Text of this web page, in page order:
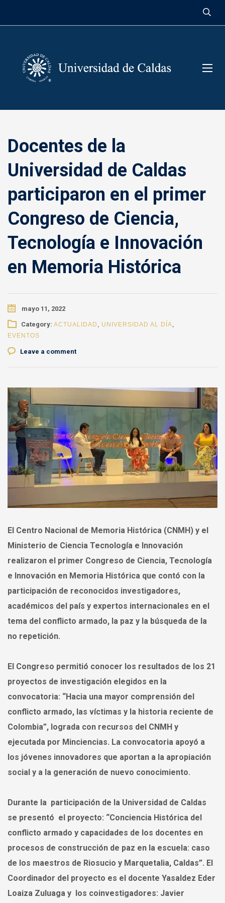
Docentes de la
Universidad de Caldas
participaron en el primer
Congreso de Ciencia,
Tecnología e Innovación
en Memoria Histórica
mayo 11, 2022
Category: ACTUALIDAD , UNIVERSIDAD AL DÍA,
EVENTOS
Leave a comment
El Centro Nacional de Memoria Histórica (CNMH) y el
Ministerio de Ciencia Tecnología e Innovación
realizaron el primer Congreso de Ciencia, Tecnología
e Innovación en Memoria Histórica que contó con la
participación de reconocidos investigadores,
académicos del país y expertos internacionales en el
tema del conflicto armado, la paz y la búsqueda de la
no repetición.
El Congreso permitió conocer los resultados de los 21
proyectos de investigación elegidos en la
convocatoria: “Hacia una mayor comprensión del
conflicto armado, las víctimas y la historia reciente de
Colombia”, lograda con recursos del CNMH y
ejecutada por Minciencias. La convocatoria apoyó a
los jóvenes innovadores que aportan a la apropiación
social y a la generación de nuevo conocimiento.
Durante la participación de la Universidad de Caldas
se presentó el proyecto: “Conciencia Histórica del
conflicto armado y capacidades de los docentes en
procesos de construcción de paz en la escuela: caso
de los maestros de Riosucio y Marquetalia, Caldas”. El
Coordinador del proyecto es el docente Yasaldez Eder
Loaiza Zuluaga y los coinvestigadores: Javier